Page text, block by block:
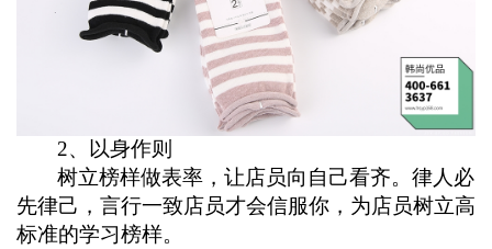
2、以身作则
树立榜样做表率，让店员向自己看齐。 律人必
先律己，言行一致店员才会信服你，为店员树立高
标准的学习榜样。